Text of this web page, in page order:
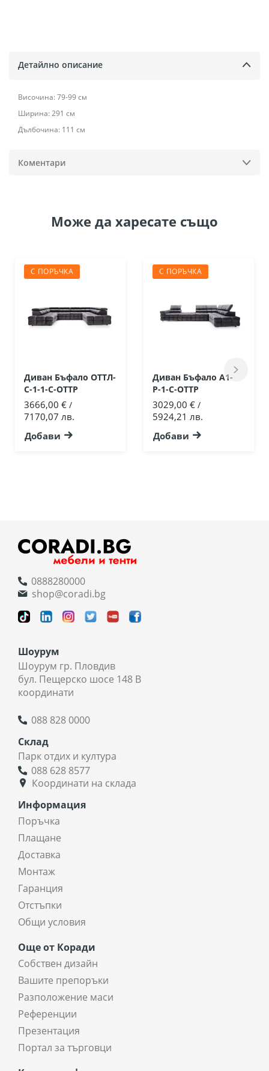
Детайлно описание
Височина: 79-99 см
Ширина: 291 см
Дълбочина: 111 см
Коментари
Може да харесате също
С ПОРЪЧКА
Диван Бъфало ОТТЛ-
С-1-1-С-ОТТР
3666,00 € /
7170,07 лв.
Добави
С ПОРЪЧКА
Диван Бъфало А1-
Р-1-С-ОТТР
3029,00 € /
5924,21 лв.
Добави
0888280000
shop@coradi.bg
Шоурум
Шоурум гр. Пловдив
бул. Пещерско шосе 148 В
координати
088 828 0000
Склад
Парк отдих и култура
088 628 8577
Координати на склада
Информация
Поръчка
Плащане
Доставка
Монтаж
Гаранция
Отстъпки
Общи условия
Още от Коради
Собствен дизайн
Вашите препоръки
Разположение маси
Референции
Презентация
Портал за търговци